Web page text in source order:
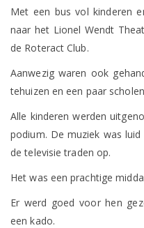
Met een bus vol kinderen
naar het Lionel Wendt
de Roteract Club.
Aanwezig waren ook
tehuizen en een paar
Alle kinderen werden
podium. De muziek was
de televisie traden op.
Het was een prachtige
Er werd goed voor hen
een kado.